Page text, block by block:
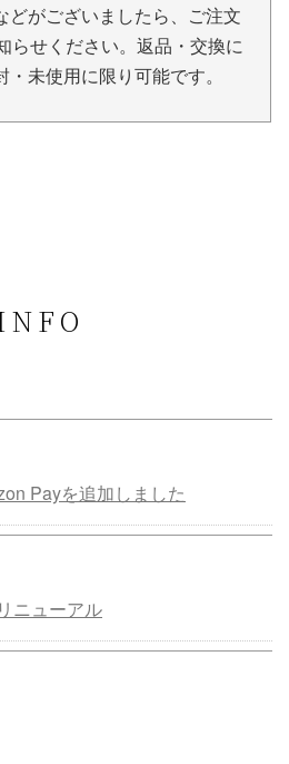
どがございましたら、ご注文
らせください。返品・交換に
未使用に限り可能です。
Payを追加しました
ニューアル